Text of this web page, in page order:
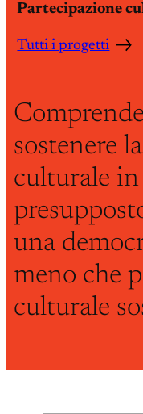
Partecipazione
Tutti i progetti
sostenere
culturale
una
meno che
culturale